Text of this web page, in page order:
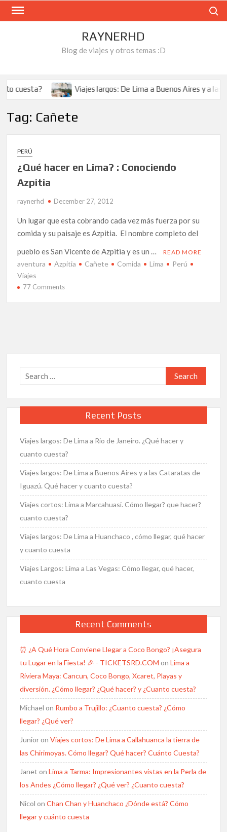
Skip
RAYNERHD
Blog de viajes y otros temas :D
cuesta? Viajes largos: De Lima a Buenos Aires y a las
Tag: Cañete
PERÚ
¿Qué hacer en Lima? : Conociendo
Azpitia
raynerhd December 27, 2012
Un lugar que esta cobrando cada vez más fuerza por su
comida y su paisaje es Azpitia. El nombre completo del
pueblo es San Vicente de Azpitia y es un …
READ MORE
aventura Azpitia Cañete Comida Lima
Perú
Viajes
77 Commentson
Conociendo
Search
for:
Recent Posts
Viajes largos: De Lima a Rio de Janeiro. ¿Qué hacer y
cuanto cuesta?
Viajes largos: De Lima a Buenos Aires y a las Cataratas de
Iguazú. Qué hacer y cuanto cuesta?
Viajes cortos: Lima a Marcahuasi. Cómo llegar? que hacer?
cuanto cuesta?
Viajes largos: De Lima a Huanchaco , cómo llegar, qué hacer
y cuanto cuesta
Viajes Largos: Lima a Las Vegas: Cómo llegar, qué hacer,
cuanto cuesta
Recent Comments
⏰ ¿A Qué Hora Conviene Llegar a Coco Bongo? ¡Asegura
tu Lugar en la Fiesta! 🎉 - TICKETSRD.COM onLima a
Riviera Maya: Cancun, Coco Bongo, Xcaret, Playas y
diversión. ¿Cómo llegar? ¿Qué hacer? y ¿Cuanto cuesta?
Michael on Rumbo a Trujillo: ¿Cuanto cuesta? ¿Cómo
llegar? ¿Qué ver?
JunioronViajes cortos: De Lima a Callahuanca la tierra de
las Chirimoyas. Cómo llegar? Qué hacer? Cuánto Cuesta?
Janet onLima a Tarma: Impresionantes vistas en la Perla de
los Andes ¿Cómo llegar? ¿Qué ver? ¿Cuanto cuesta?
Nicol onChan Chan y Huanchaco ¿Dónde está? Cómo
llegar y cuánto cuesta